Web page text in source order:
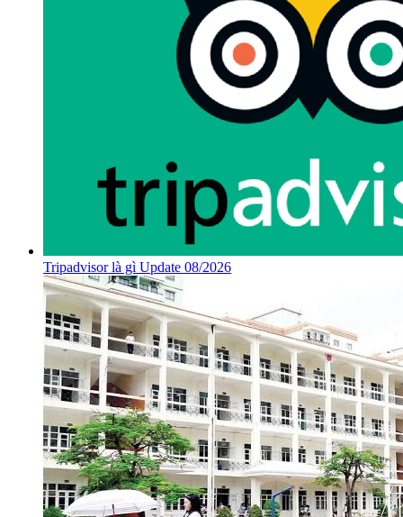
Tripadvisor là gì Update 08/2026